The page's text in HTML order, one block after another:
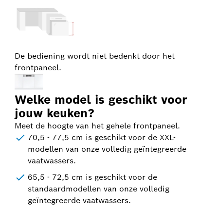
De bediening wordt niet bedenkt door het
frontpaneel.
Welke model is geschikt voor
jouw keuken?
Meet de hoogte van het gehele frontpaneel.
70,5 - 77,5 cm is geschikt voor de XXL-
modellen van onze volledig geïntegreerde
vaatwassers.
65,5 - 72,5 cm is geschikt voor de
standaardmodellen van onze volledig
geïntegreerde vaatwassers.